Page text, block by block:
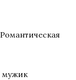
мужик